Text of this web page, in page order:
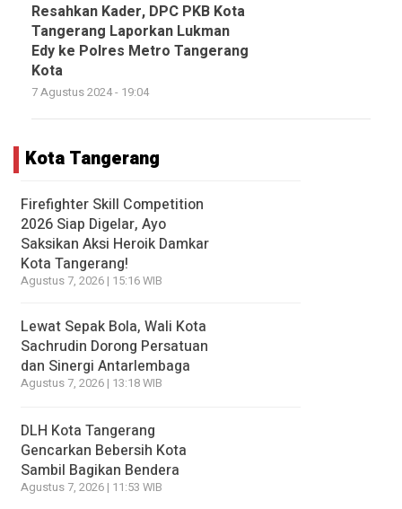
Resahkan Kader, DPC PKB Kota
Tangerang Laporkan Lukman
Edy ke Polres Metro Tangerang
Kota
7 Agustus 2024 - 19:04
Kota Tangerang
Firefighter Skill Competition
2026 Siap Digelar, Ayo
Saksikan Aksi Heroik Damkar
Kota Tangerang!
Agustus 7, 2026 | 15:16 WIB
Lewat Sepak Bola, Wali Kota
Sachrudin Dorong Persatuan
dan Sinergi Antarlembaga
Agustus 7, 2026 | 13:18 WIB
DLH Kota Tangerang
Gencarkan Bebersih Kota
Sambil Bagikan Bendera
Agustus 7, 2026 | 11:53 WIB